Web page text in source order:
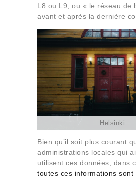
L8 ou L9, ou « le réseau de
avant et après la dernière
Helsinki
Bien qu’il soit plus courant
administrations locales qui
utilisent ces données, dans
toutes ces informations sont